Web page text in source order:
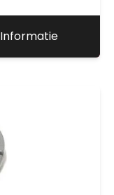
Informatie